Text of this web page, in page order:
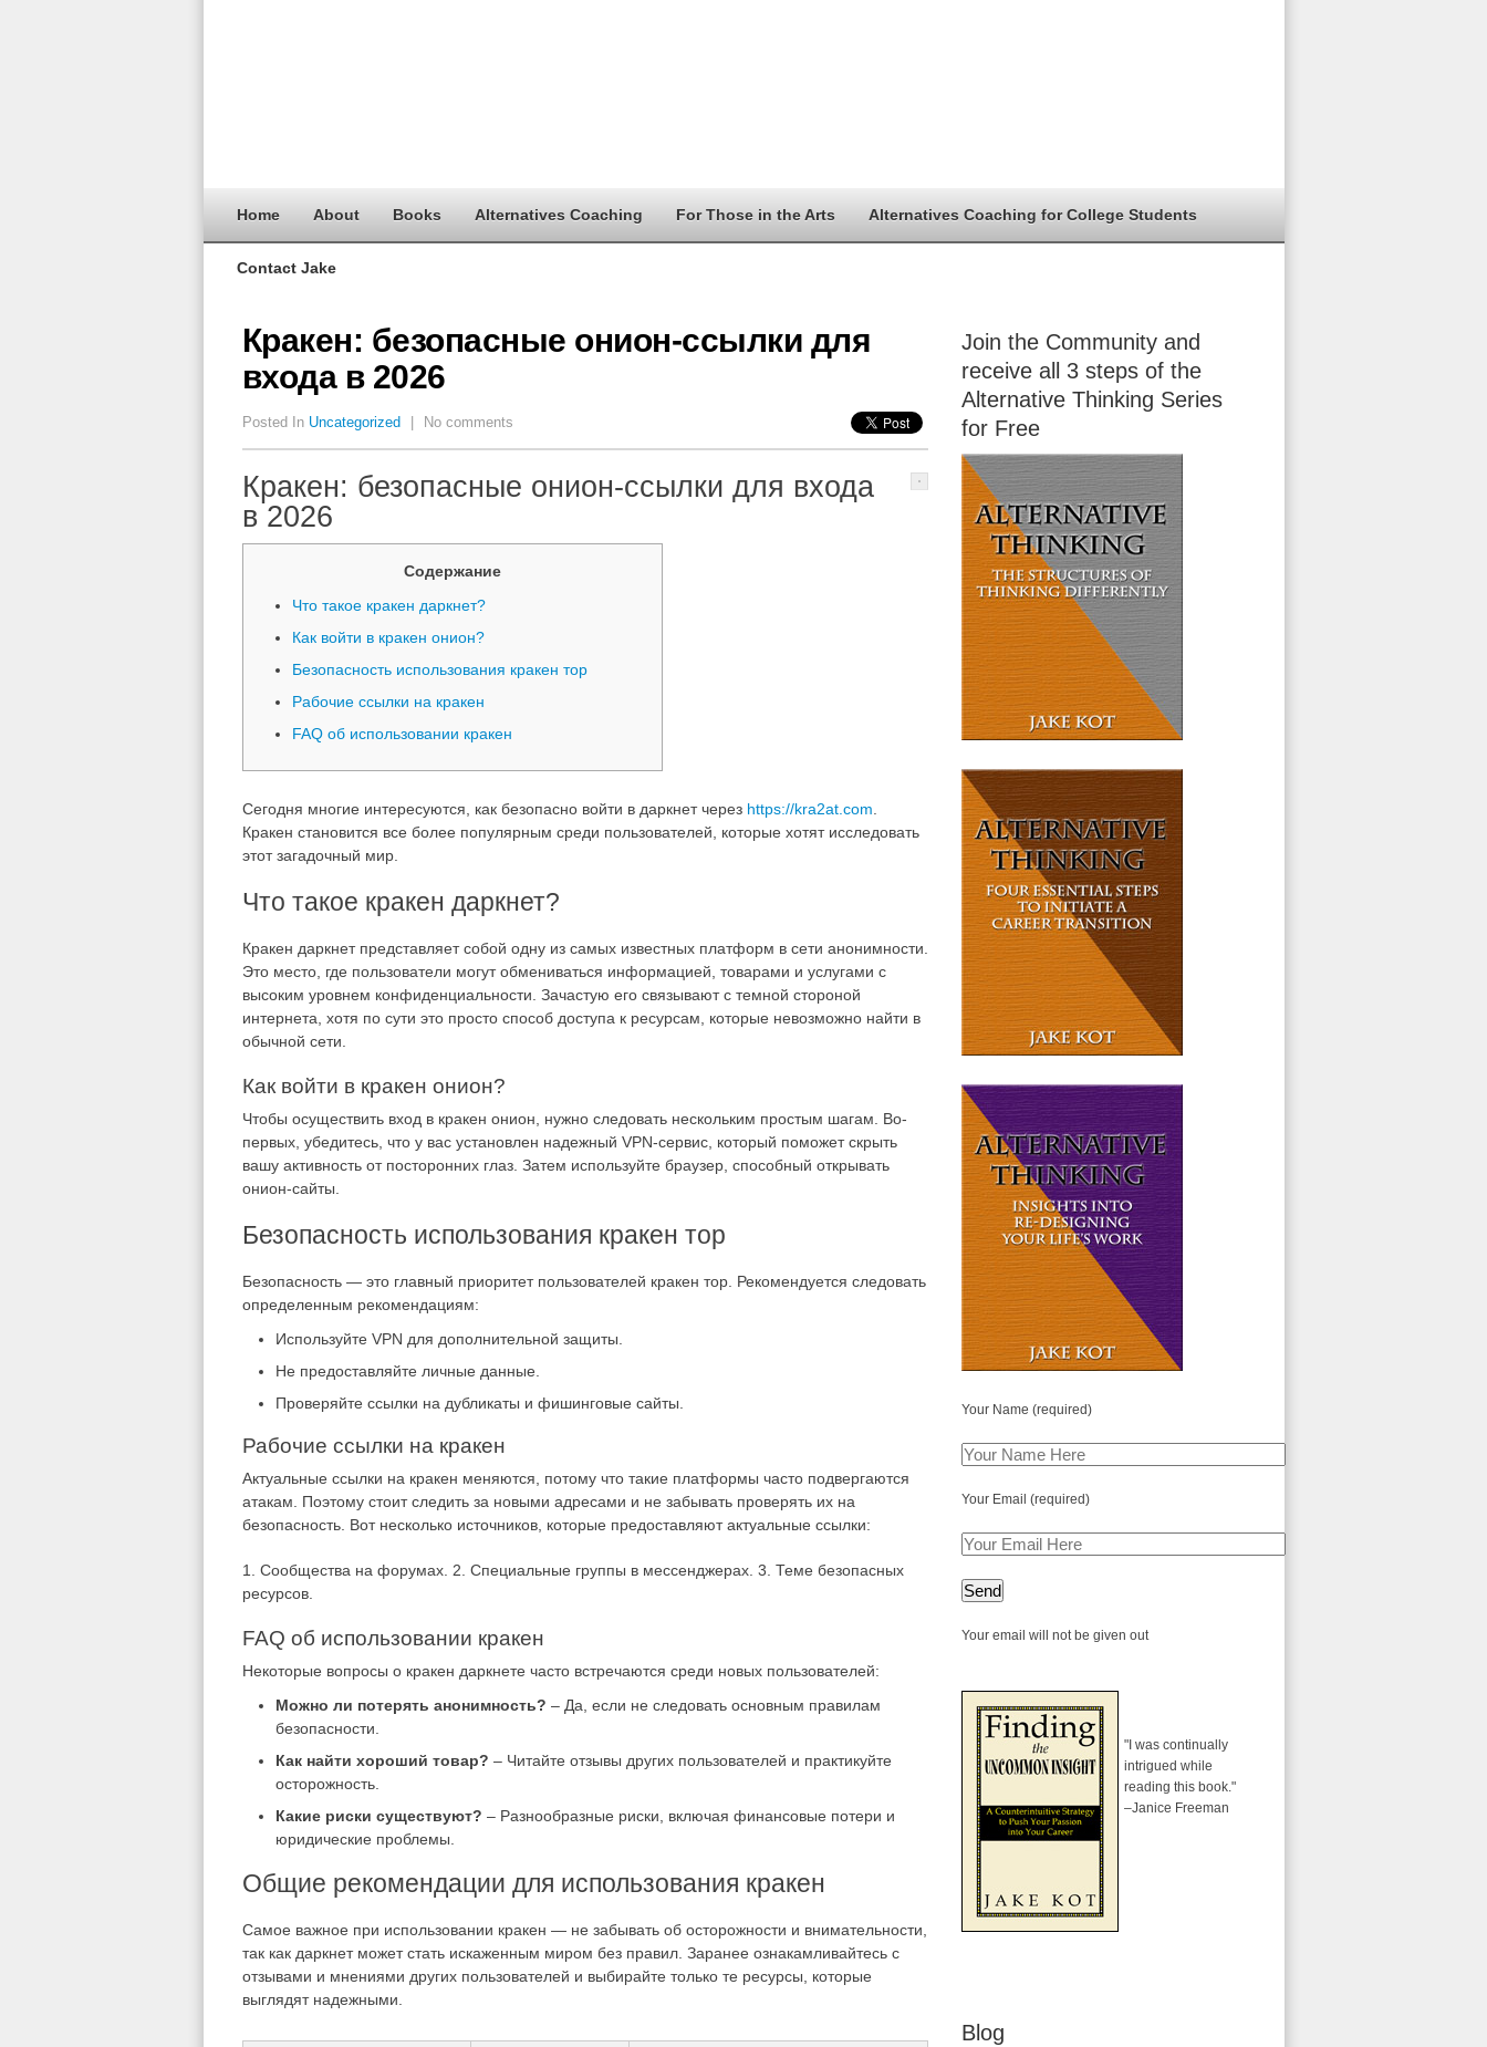
Home About Books Alternatives Coaching For Those in the Arts Alternatives Coaching for College Students
Contact Jake
Кракен: безопасные онион-ссылки для
входа в 2026
Posted In Uncategorized No comments
Кракен: безопасные онион-ссылки для входа
в 2026
Содержание
Что такое кракен даркнет?
Как войти в кракен онион?
Безопасность использования кракен тор
Рабочие ссылки на кракен
FAQ об использовании кракен
Сегодня многие интересуются, как безопасно войти в даркнет через https://kra2at.com
Кракен становится все более популярным среди пользователей, которые хотят исследовать
этот загадочный мир.
Что такое кракен даркнет?
Кракен даркнет представляет собой одну из самых известных платформ в сети анонимности.
Это место, где пользователи могут обмениваться информацией, товарами и услугами с
высоким уровнем конфиденциальности. Зачастую его связывают с темной стороной
интернета, хотя по сути это просто способ доступа к ресурсам, которые невозможно найти в
обычной сети.
Как войти в кракен онион?
Чтобы осуществить вход в кракен онион, нужно следовать нескольким простым шагам. Во-
первых, убедитесь, что у вас установлен надежный VPN-сервис, который поможет скрыть
вашу активность от посторонних глаз. Затем используйте браузер, способный открывать
онион-сайты.
Безопасность использования кракен тор
Безопасность — это главный приоритет пользователей кракен тор. Рекомендуется следовать
определенным рекомендациям:
Используйте VPN для дополнительной защиты.
Не предоставляйте личные данные.
Проверяйте ссылки на дубликаты и фишинговые сайты.
Рабочие ссылки на кракен
Актуальные ссылки на кракен меняются, потому что такие платформы часто подвергаются
атакам. Поэтому стоит следить за новыми адресами и не забывать проверять их на
безопасность. Вот несколько источников, которые предоставляют актуальные ссылки:
1. Сообщества на форумах. 2. Специальные группы в мессенджерах. 3. Теме безопасных
ресурсов.
FAQ об использовании кракен
Некоторые вопросы о кракен даркнете часто встречаются среди новых пользователей:
Можно ли потерять анонимность? – Да, если не следовать основным правилам
безопасности.
Как найти хороший товар? – Читайте отзывы других пользователей и практикуйте
осторожность.
Какие риски существуют? – Разнообразные риски, включая финансовые потери и
юридические проблемы.
Общие рекомендации для использования кракен
Самое важное при использовании кракен — не забывать об осторожности и внимательности,
так как даркнет может стать искаженным миром без правил. Заранее ознакамливайтесь с
отзывами и мнениями других пользователей и выбирайте только те ресурсы, которые
выглядят надежными.
Join the Community and
receive all 3 steps of the
Alternative Thinking Series
for Free
Your Name (required)
Your Email (required)
Your email will not be given out
"I was continually
intrigued while
reading this book."
–Janice Freeman
Blog